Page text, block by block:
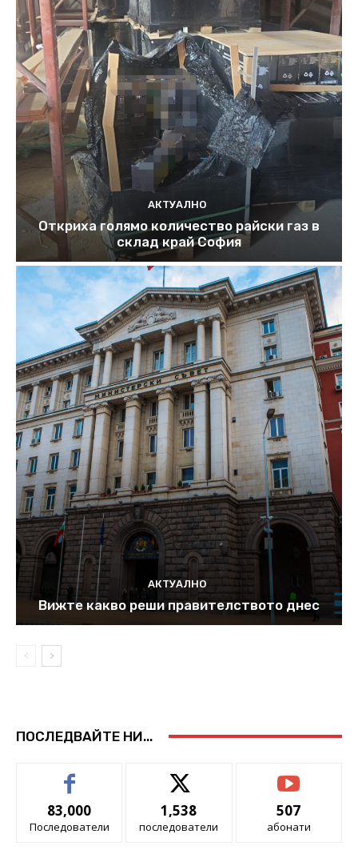
АКТУАЛНО
Откриха голямо количество райски газ в
склад край София
АКТУАЛНО
Вижте какво реши правителството днес
ПОСЛЕДВАЙТЕ НИ...
83,000
Последователи
1,538
последователи
507
абонати